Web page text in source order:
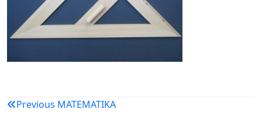
Navigacija
Previous MATEMATIKA